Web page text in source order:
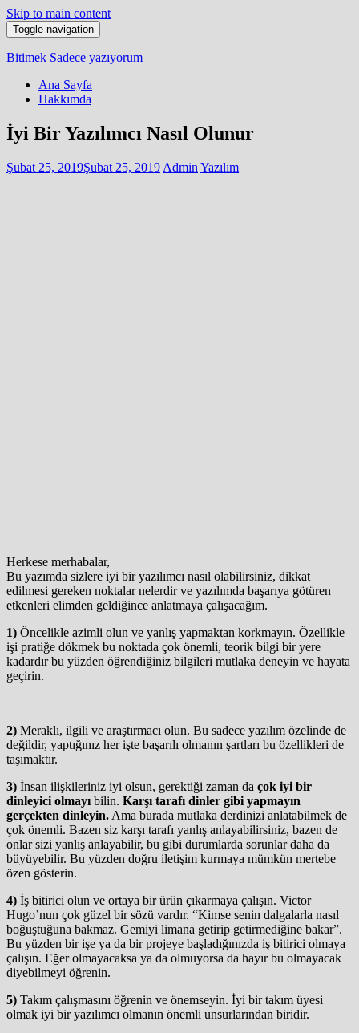
Skip to main content
Toggle navigation
Bitimek Sadece yazıyorum
Ana Sayfa
Hakkımda
İyi Bir Yazılımcı Nasıl Olunur
Şubat 25, 2019Şubat 25, 2019 Admin Yazılım
Herkese merhabalar,
Bu yazımda sizlere iyi bir yazılımcı nasıl olabilirsiniz, dikkat
edilmesi gereken noktalar nelerdir ve yazılımda başarıya götüren
etkenleri elimden geldiğince anlatmaya çalışacağım.
1) Öncelikle azimli olun ve yanlış yapmaktan korkmayın. Özellikle
işi pratiğe dökmek bu noktada çok önemli, teorik bilgi bir yere
kadardır bu yüzden öğrendiğiniz bilgileri mutlaka deneyin ve hayata
geçirin.
2) Meraklı, ilgili ve araştırmacı olun. Bu sadece yazılım özelinde de
değildir, yaptığınız her işte başarılı olmanın şartları bu özellikleri de
taşımaktır.
3) İnsan ilişkileriniz iyi olsun, gerektiği zaman da çok iyi bir
dinleyici olmayı bilin. Karşı tarafı dinler gibi yapmayın
gerçekten dinleyin. Ama burada mutlaka derdinizi anlatabilmek de
çok önemli. Bazen siz karşı tarafı yanlış anlayabilirsiniz, bazen de
onlar sizi yanlış anlayabilir, bu gibi durumlarda sorunlar daha da
büyüyebilir. Bu yüzden doğru iletişim kurmaya mümkün mertebe
özen gösterin.
4) İş bitirici olun ve ortaya bir ürün çıkarmaya çalışın. Victor
Hugo’nun çok güzel bir sözü vardır. “Kimse senin dalgalarla nasıl
boğuştuğuna bakmaz. Gemiyi limana getirip getirmediğine bakar”.
Bu yüzden bir işe ya da bir projeye başladığınızda iş bitirici olmaya
çalışın. Eğer olmayacaksa ya da olmuyorsa da hayır bu olmayacak
diyebilmeyi öğrenin.
5) Takım çalışmasını öğrenin ve önemseyin. İyi bir takım üyesi
olmak iyi bir yazılımcı olmanın önemli unsurlarından biridir.